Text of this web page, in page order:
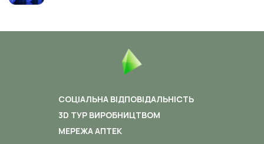
СОЦІАЛЬНА ВІДПОВІДАЛЬНІСТЬ
3D ТУР ВИРОБНИЦТВОМ
МЕРЕЖА АПТЕК